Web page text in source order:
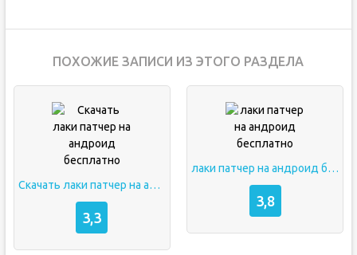
ПОХОЖИЕ ЗАПИСИ ИЗ ЭТОГО РАЗДЕЛА
Скачать лаки патчер на андроид бесплатно
3,3
лаки патчер на андроид бесплатно
3,8